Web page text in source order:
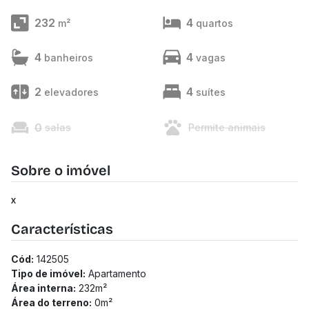
232 m² 4 quartos
4 banheiros 4 vagas
2 elevadores 4 suítes
0 salas Permite animais
Sobre o imóvel
x
Características
Cód: 142505
Tipo de imóvel: Apartamento
Área interna: 232m²
Área do terreno: 0m²